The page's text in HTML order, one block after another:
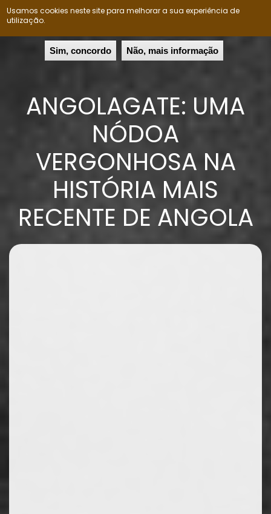
Usamos cookies neste site para melhorar a sua experiência de
utilização.
Sim, concordo Não, mais informação
principal
Nação Ovimbundu
ANGOLAGATE: UMA
NÓDOA
VERGONHOSA NA
HISTÓRIA MAIS
RECENTE DE ANGOLA